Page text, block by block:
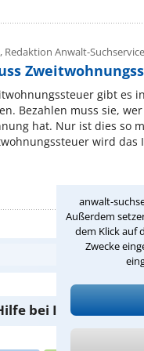
anwalt-
Außerdem
dem Klick auf
Zwecke
Redaktion Anwalt-Suchservice
gibt es
Bezahlen muss sie,
hat. Nur ist dies so
wird das
bei Ihrer